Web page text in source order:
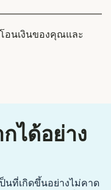
อนเงินของคุณและ
ได้อย่าง
นที่เกิดขึ้นอย่างไม่คาด